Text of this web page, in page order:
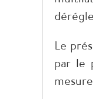
Le
par le